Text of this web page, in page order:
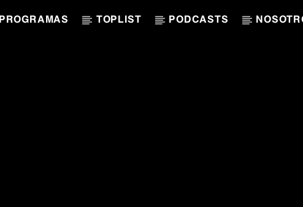
PROGRAMAS TOPLIST PODCASTS